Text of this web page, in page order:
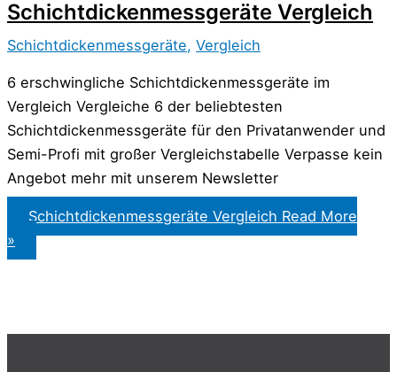
Schichtdickenmessgeräte Vergleich
Schichtdickenmessgeräte, Vergleich
6 erschwingliche Schichtdickenmessgeräte im
Vergleich Vergleiche 6 der beliebtesten
Schichtdickenmessgeräte für den Privatanwender und
Semi-Profi mit großer Vergleichstabelle Verpasse kein
Angebot mehr mit unserem Newsletter
Schichtdickenmessgeräte Vergleich Read More
»